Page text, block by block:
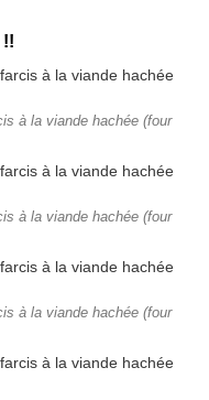
!!
à la viande hachée (four
à la viande hachée (four
à la viande hachée (four